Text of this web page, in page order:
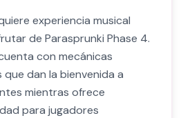
experiencia musical
de Parasprunki Phase 4.
con mecánicas
que dan la bienvenida a
mientras ofrece
para jugadores